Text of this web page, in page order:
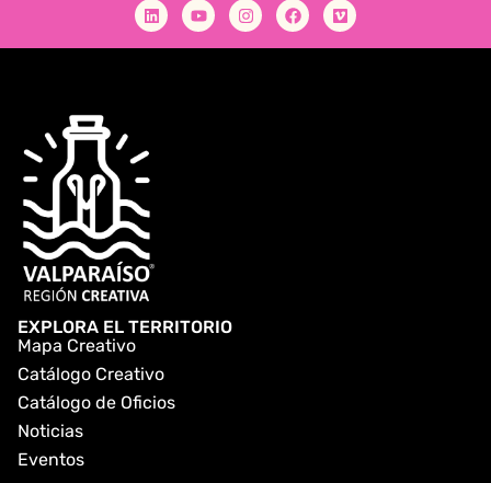
EXPLORA EL TERRITORIO
Mapa Creativo
Catálogo Creativo
Catálogo de Oficios
Noticias
Eventos